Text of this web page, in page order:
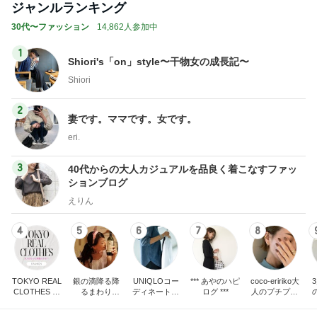
ジャンルランキング
30代〜ファッション 14,862人参加中
1
Shiori's「on」style〜干物女の成長記〜
Shiori
2
妻です。ママです。女です。
eri.
3
40代からの大人カジュアルを品良く着こなすファッ
ションブログ
えりん
4
TOKYO REAL
CLOTHES 大
5
銀の滴降る降
るまわり
6
UNIQLOコー
ディネート日
7
*** あやのハピ
ログ ***
8
coco-eririko大
人のプチプラ